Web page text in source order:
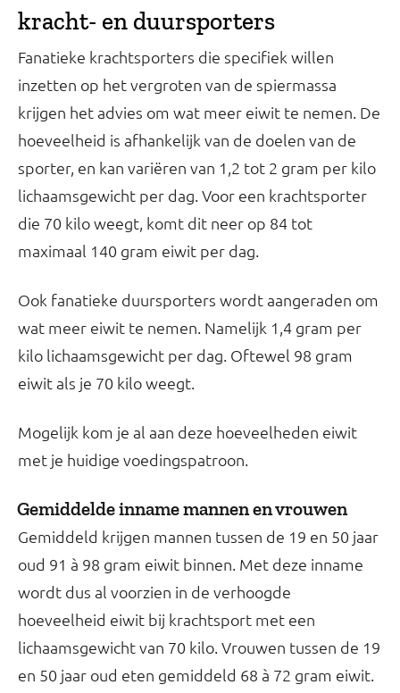
kracht- en duursporters
Fanatieke krachtsporters die specifiek willen
inzetten op het vergroten van de spiermassa
krijgen het advies om wat meer eiwit te nemen. De
hoeveelheid is afhankelijk van de doelen van de
sporter, en kan variëren van 1,2 tot 2 gram per kilo
lichaamsgewicht per dag. Voor een krachtsporter
die 70 kilo weegt, komt dit neer op 84 tot
maximaal 140 gram eiwit per dag.
Ook fanatieke duursporters wordt aangeraden om
wat meer eiwit te nemen. Namelijk 1,4 gram per
kilo lichaamsgewicht per dag. Oftewel 98 gram
eiwit als je 70 kilo weegt.
Mogelijk kom je al aan deze hoeveelheden eiwit
met je huidige voedingspatroon.
Gemiddelde inname mannen en vrouwen
Gemiddeld krijgen mannen tussen de 19 en 50 jaar
oud 91 à 98 gram eiwit binnen. Met deze inname
wordt dus al voorzien in de verhoogde
hoeveelheid eiwit bij krachtsport met een
lichaamsgewicht van 70 kilo. Vrouwen tussen de 19
en 50 jaar oud eten gemiddeld 68 à 72 gram eiwit.